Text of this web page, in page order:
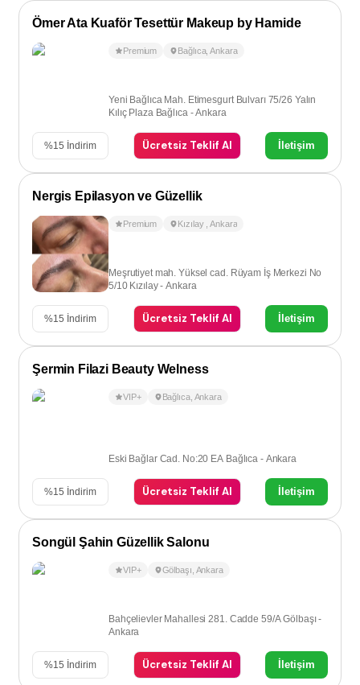
Ömer Ata Kuaför Tesettür Makeup by Hamide
Premium Bağlıca,Ankara
Yeni Bağlıca Mah. Etimesgurt Bulvarı 75/26 Yalın
Kılıç Plaza Bağlıca - Ankara
%15 İndirim Ücretsiz Teklif Al İletişim
Nergis Epilasyon ve Güzellik
Premium Kızılay ,Ankara
Meşrutiyet mah. Yüksel cad. Rüyam İş Merkezi No
5/10 Kızılay - Ankara
%15 İndirim Ücretsiz Teklif Al İletişim
Şermin Filazi Beauty Welness
VIP+ Bağlıca, Ankara
Eski Bağlar Cad. No:20 EA Bağlıca - Ankara
%15 İndirim Ücretsiz Teklif Al İletişim
Songül Şahin Güzellik Salonu
VIP+ Gölbaşı Ankara
Bahçelievler Mahallesi 281. Cadde 59/A Gölbaşı -
Ankara
%15 İndirim Ücretsiz Teklif Al İletişim